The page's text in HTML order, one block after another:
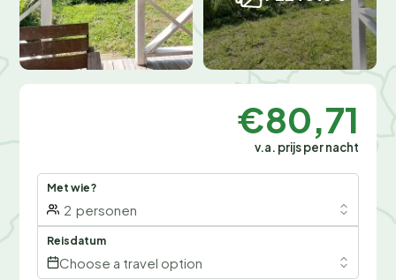
€80,71
v.a. prijs per nacht
Met wie?
2 personen
Reisdatum
Choose a travel option